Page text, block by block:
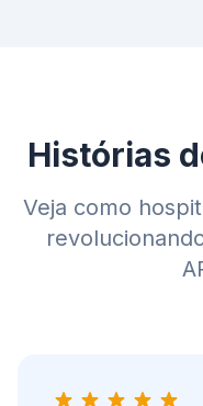
Histórias
Veja como